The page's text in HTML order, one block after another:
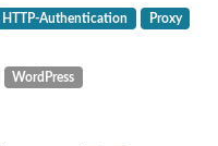
HTTP-Authentication Proxy
WordPress